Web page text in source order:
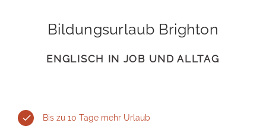
Bildungsurlaub Brighton
ENGLISCH IN JOB UND ALLTAG
Bis zu 10 Tage mehr Urlaub